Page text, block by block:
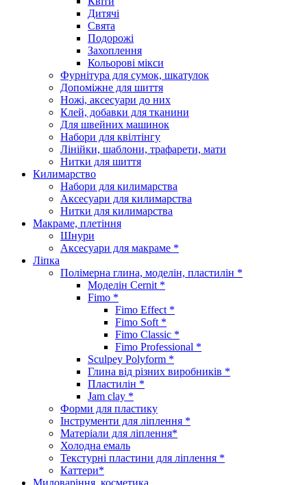
Дитячі
Свята
Подорожі
Захоплення
Кольорові мікси
Фурнітура для сумок, шкатулок
Допоміжне для шиття
Ножі, аксесуари до них
Клей, добавки для тканини
Для швейних машинок
Набори для квілтінгу
Лінійки, шаблони, трафарети, мати
Нитки для шиття
Килимарство
Набори для килимарства
Аксесуари для килимарства
Нитки для килимарства
Макраме, плетіння
Шнури
Аксесуари для макраме *
Ліпка
Полімерна глина, моделін, пластилін *
Моделін Cernit *
Fimo *
Fimo Effect *
Fimo Soft *
Fimo Classic *
Fimo Professional *
Sculpey Polyform *
Глина від різних виробників *
Пластилін *
Jam clay *
Форми для пластику
Інструменти для ліплення *
Матеріали для ліплення*
Холодна емаль
Текстурні пластини для ліплення *
Каттери*
Миловаріння, косметика